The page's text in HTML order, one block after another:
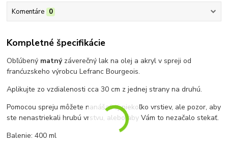
Komentáre 0
Kompletné špecifikácie
Obľúbený matný záverečný lak na olej a akryl v spreji od
franćuzskeho výrobcu Lefranc Bourgeois.
Aplikujte zo vzdialenosti cca 30 cm z jednej strany na druhú.
Pomocou spreju môžete nanášať aj niekoľko vrstiev, ale pozor, aby
ste nenastriekali hrubú vrstvu, alebo aby Vám to nezačalo stekať.
Balenie: 400 ml